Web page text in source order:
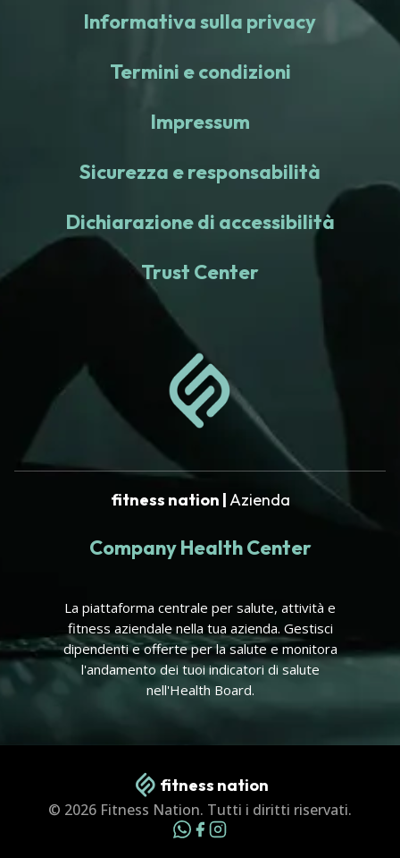
Informativa sulla privacy
Termini e condizioni
Impressum
Sicurezza e responsabilità
Dichiarazione di accessibilità
Trust Center
fitness nation |Azienda
Company Health Center
La piattaforma centrale per salute, attività e
fitness aziendale nella tua azienda. Gestisci
dipendenti e offerte per la salute e monitora
l'andamento dei tuoi indicatori di salute
nell'Health Board.
fitness nation
© 2026 Fitness Nation. Tutti i diritti riservati.